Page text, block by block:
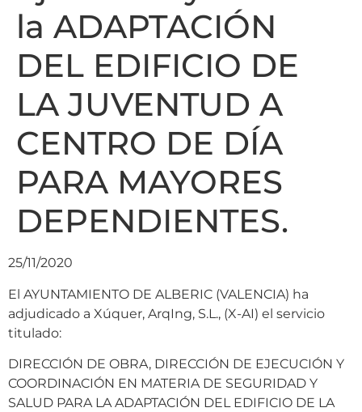
la ADAPTACIÓN
DEL EDIFICIO DE
LA JUVENTUD A
CENTRO DE DÍA
PARA MAYORES
DEPENDIENTES.
25/11/2020
El AYUNTAMIENTO DE ALBERIC (VALENCIA) ha
adjudicado a Xúquer, ArqIng, S.L., (X-AI) el servicio
titulado:
DIRECCIÓN DE OBRA, DIRECCIÓN DE EJECUCIÓN Y
COORDINACIÓN EN MATERIA DE SEGURIDAD Y
SALUD PARA LA ADAPTACIÓN DEL EDIFICIO DE LA